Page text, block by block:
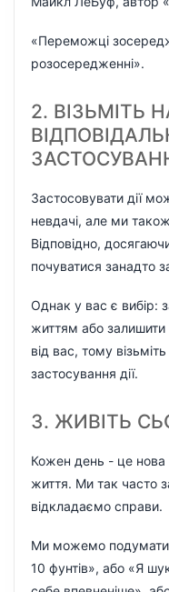
«Переможці
розосередженні».
2. ВІЗЬМІТЬ
Застосовувати дії
невдачі, але ми
Відповідно,
почуватися занадто
Однак у вас є вибір:
життям або
від вас, тому
застосування дії.
3. ЖИВІТЬ
Кожен день - це нова
життя. Ми так часто
відкладаємо справи.
Ми можемо подумати:
10 фунтів», або «Я